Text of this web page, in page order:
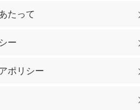
たって
ー
ポリシー